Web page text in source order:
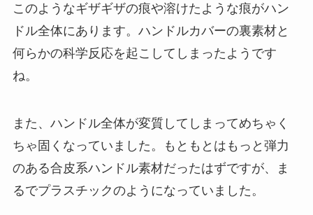
このようなギザギザの痕や溶けたような痕がハン
ドル全体にあります。ハンドルカバーの裏素材と
何らかの科学反応を起こしてしまったようです
ね。
また、ハンドル全体が変質してしまってめちゃく
ちゃ固くなっていました。もともとはもっと弾力
のある合皮系ハンドル素材だったはずですが、ま
るでプラスチックのようになっていました。